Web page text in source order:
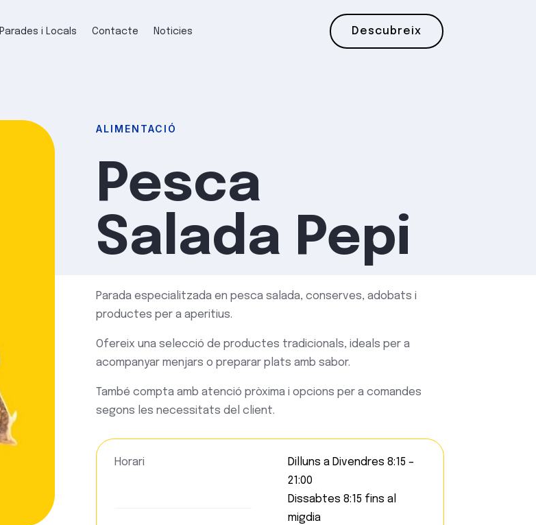
Parades i Locals Contacte Noticies Descubreix
ALIMENTACIÓ
Pesca
Salada Pepi
Parada especialitzada en pesca salada, conserves, adobats i
productes per a aperitius.
Ofereix una selecció de productes tradicionals, ideals per a
acompanyar menjars o preparar plats amb sabor.
També compta amb atenció pròxima i opcions per a comandes
segons les necessitats del client.
Horari
Dilluns a Divendres 8:15 –
21:00
Dissabtes 8:15 fins al
migdia